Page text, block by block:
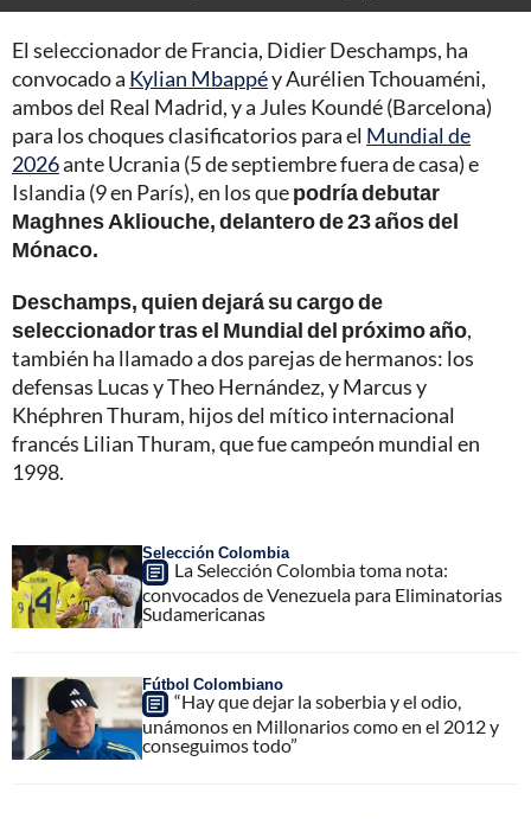
El seleccionador de Francia, Didier Deschamps, ha
convocado a Kylian Mbappéy Aurélien Tchouaméni,
ambos del Real Madrid, y a Jules Koundé (Barcelona)
para los choques clasificatorios para el Mundial de
2026ante Ucrania (5 de septiembre fuera de casa) e
Islandia (9 en París), en los quepodría debutar
Maghnes Akliouche, delantero de 23 años del
Mónaco.
Deschamps, quien dejará su cargo de
seleccionador tras el Mundial del próximo año,
también ha llamado a dos parejas de hermanos: los
defensas Lucas y Theo Hernández, y Marcus y
Khéphren Thuram, hijos del mítico internacional
francés Lilian Thuram, que fue campeón mundial en
1998.
Selección Colombia
La Selección Colombia toma nota:
convocados de Venezuela para Eliminatorias
Sudamericanas
Fútbol Colombiano
“Hay que dejar la soberbia y el odio,
unámonos en Millonarios como en el 2012 y
conseguimos todo”